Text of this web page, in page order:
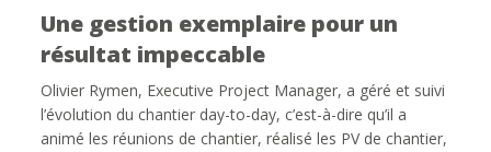
Une gestion exemplaire pour un
résultat impeccable
Olivier Rymen, Executive Project Manager, a géré et suivi
l’évolution du chantier day-to-day, c’est-à-dire qu’il a
animé les réunions de chantier, réalisé les PV de chantier,